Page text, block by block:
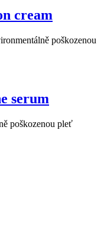
cream
poškozenou
serum
poškozenou pleť